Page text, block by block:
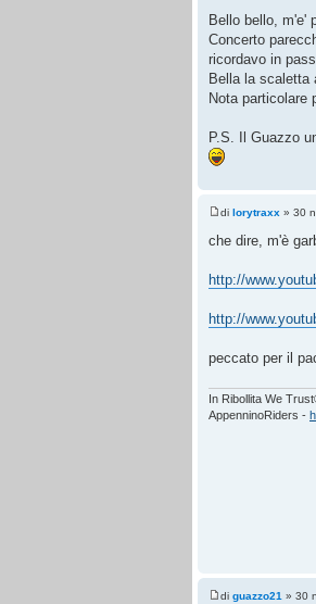
Bello bello, m'e'
Concerto
ricordavo in
Bella la scaletta
Nota particolare
P.S. Il Guazzo
di lorytraxx » 30
che dire, m'è
http://
http://
peccato per il
In Ribollita We
AppenninoRiders -
di guazzo21 » 30